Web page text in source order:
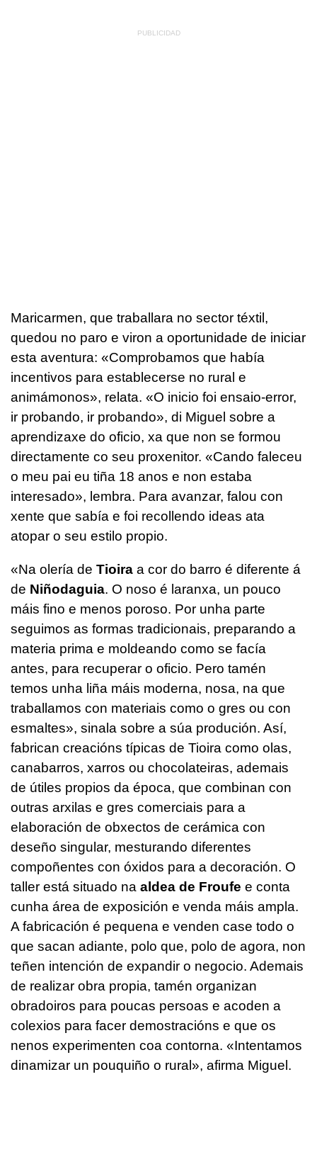
Maricarmen, que traballara no sector téxtil,
quedou no paro e viron a oportunidade de iniciar
esta aventura: «Comprobamos que había
incentivos para establecerse no rural e
animámonos», relata. «O inicio foi ensaio-error,
ir probando, ir probando», di Miguel sobre a
aprendizaxe do oficio, xa que non se formou
directamente co seu proxenitor. «Cando faleceu
o meu pai eu tiña 18 anos e non estaba
interesado», lembra. Para avanzar, falou con
xente que sabía e foi recollendo ideas ata
atopar o seu estilo propio.
«Na olería de Tioira a cor do barro é diferente á
de Niñodaguia. O noso é laranxa, un pouco
máis fino e menos poroso. Por unha parte
seguimos as formas tradicionais, preparando a
materia prima e moldeando como se facía
antes, para recuperar o oficio. Pero tamén
temos unha liña máis moderna, nosa, na que
traballamos con materiais como o gres ou con
esmaltes», sinala sobre a súa produción. Así,
fabrican creacións típicas de Tioira como olas,
canabarros, xarros ou chocolateiras, ademais
de útiles propios da época, que combinan con
outras arxilas e gres comerciais para a
elaboración de obxectos de cerámica con
deseño singular, mesturando diferentes
compoñentes con óxidos para a decoración. O
taller está situado na aldea de Froufe e conta
cunha área de exposición e venda máis ampla.
A fabricación é pequena e venden case todo o
que sacan adiante, polo que, polo de agora, non
teñen intención de expandir o negocio. Ademais
de realizar obra propia, tamén organizan
obradoiros para poucas persoas e acoden a
colexios para facer demostracións e que os
nenos experimenten coa contorna. «Intentamos
dinamizar un pouquiño o rural», afirma Miguel.